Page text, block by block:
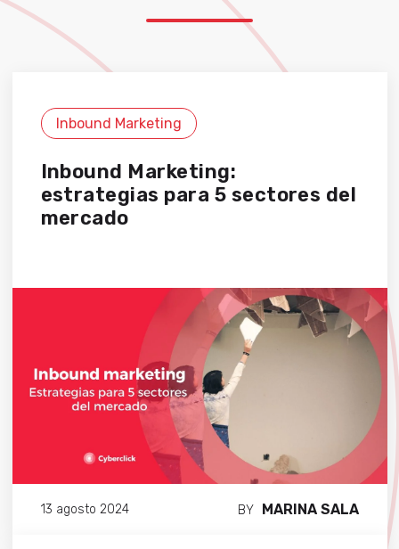
Inbound Marketing
Inbound Marketing:
estrategias para 5 sectores del
mercado
13 agosto 2024 BY MARINA SALA